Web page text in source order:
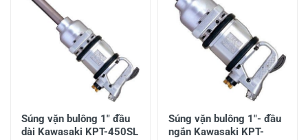
Súng vặn bulông 1" đầu
dài Kawasaki KPT-450SL
Súng vặn bulông 1"- đầu
ngắn Kawasaki KPT-